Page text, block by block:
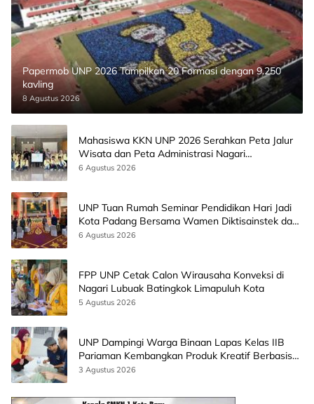
Papermob UNP 2026 Tampilkan 20 Formasi dengan 9.250
kavling
8 Agustus 2026
Mahasiswa KKN UNP 2026 Serahkan Peta Jalur
Wisata dan Peta Administrasi Nagari
Paninggahan
6 Agustus 2026
UNP Tuan Rumah Seminar Pendidikan Hari Jadi
Kota Padang Bersama Wamen Diktisainstek dan
CEO EMGS Malaysia
6 Agustus 2026
FPP UNP Cetak Calon Wirausaha Konveksi di
Nagari Lubuak Batingkok Limapuluh Kota
5 Agustus 2026
UNP Dampingi Warga Binaan Lapas Kelas IIB
Pariaman Kembangkan Produk Kreatif Berbasis
AI
3 Agustus 2026